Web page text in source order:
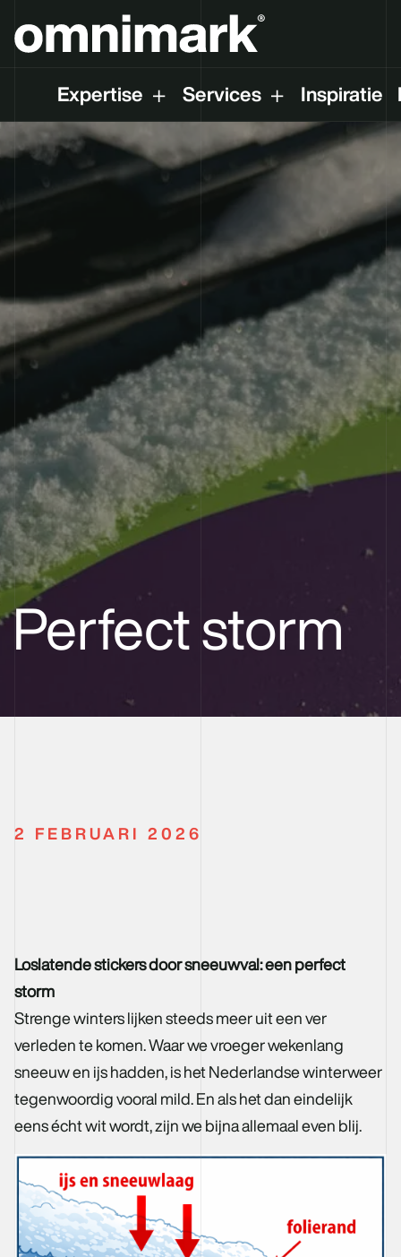
Expertise Services Inspiratie
Perfect storm
2 FEBRUARI 2026
Loslatende stickers door sneeuwval: een perfect
storm
Strenge winters lijken steeds meer uit een ver
verleden te komen. Waar we vroeger wekenlang
sneeuw en ijs hadden, is het Nederlandse winterweer
tegenwoordig vooral mild. En als het dan eindelijk
eens écht wit wordt, zijn we bijna allemaal even blij.